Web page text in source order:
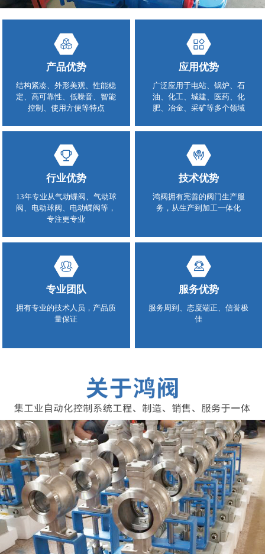
产品优势
结构紧凑、外形美观、性能稳
定、高可靠性、低噪音、智能
控制、使用方便等特点
应用优势
广泛应用于电站、锅炉、石
油、化工、城建、医药、化
肥、冶金、采矿等多个领域
行业优势
13年专业从气动蝶阀、气动球
阀、电动球阀、电动蝶阀等，
专注更专业
技术优势
鸿阀拥有完善的阀门生产服
务，从生产到加工一体化
专业团队
拥有专业的技术人员，产品质
量保证
服务优势
服务周到、态度端正、信誉极
佳